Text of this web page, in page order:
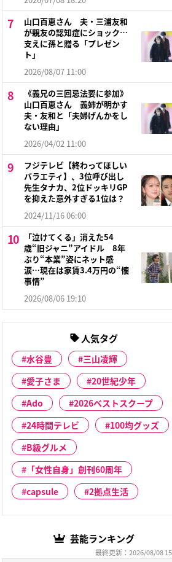
山口百恵さん 夫・三浦友和
が親友の認知症にショック…
支えに孫と贈る「プレゼン
ト」
2026/08/07 11:00
《義兄の三回忌法要に参加》
山口百恵さん 義姉が明かす
夫・友和と「夫婦げんかをし
ない理由」
2026/04/02 11:00
フジテレビ【終わってほしい
バラエティ】、3位呼び出し
先生タナカ、2位ドッキリGP
を抑えた意外すぎる1位は？
2024/11/16 06:00
「泣けてくる」消えた54
歳“旧ジャニ”アイドル 8年
ぶり“本業”姿にネット感
涙…現在は家賃3.4万円の“懐
事情”
2026/08/06 19:10
人気タグ
水谷豊
三山凌輝
愛子さま
20世紀少年
Ado
2026ベストスクープ
24時間テレビ
100均グッズ
B級グルメ
「女性自身」創刊60周年
capsule
2拠点生活
芸能ランキング
最終更新：2026/08/08